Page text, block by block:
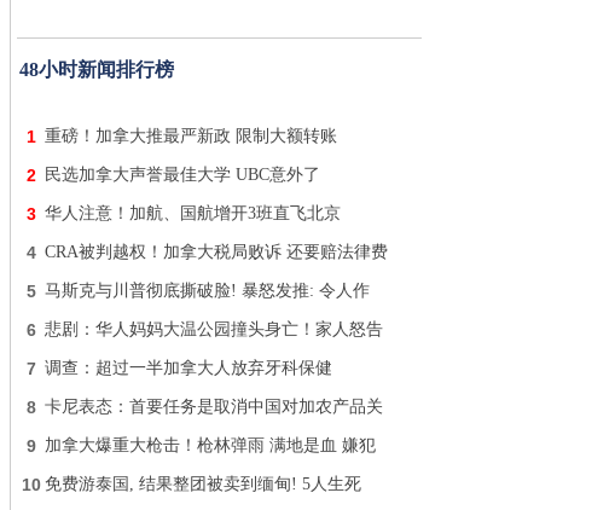
48小时新闻排行榜
1 重磅！加拿大推最严新政 限制大额转账
2 民选加拿大声誉最佳大学 UBC意外了
3 华人注意！加航、国航增开3班直飞北京
4 CRA被判越权！加拿大税局败诉 还要赔法律费
5 马斯克与川普彻底撕破脸! 暴怒发推: 令人作
6 悲剧：华人妈妈大温公园撞头身亡！家人怒告
7 调查：超过一半加拿大人放弃牙科保健
8 卡尼表态：首要任务是取消中国对加农产品关
9 加拿大爆重大枪击！枪林弹雨 满地是血 嫌犯
10 免费游泰国, 结果整团被卖到缅甸! 5人生死